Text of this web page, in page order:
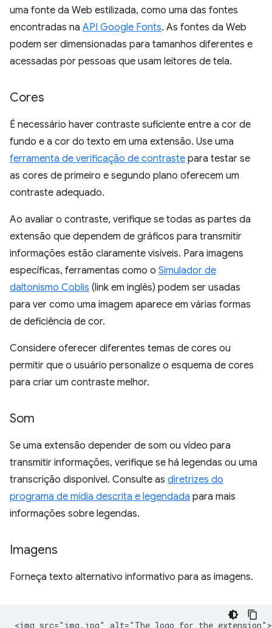
uma fonte da Web estilizada, como uma das fontes
encontradas na API Google Fonts. As fontes da Web
podem ser dimensionadas para tamanhos diferentes e
acessadas por pessoas que usam leitores de tela.
Cores
É necessário haver contraste suficiente entre a cor de
fundo e a cor do texto em uma extensão. Use uma
ferramenta de verificação de contraste para testar se
as cores de primeiro e segundo plano oferecem um
contraste adequado.
Ao avaliar o contraste, verifique se todas as partes da
extensão que dependem de gráficos para transmitir
informações estão claramente visíveis. Para imagens
específicas, ferramentas como o Simulador de
daltonismo Coblis (link em inglês) podem ser usadas
para ver como uma imagem aparece em várias formas
de deficiência de cor.
Considere oferecer diferentes temas de cores ou
permitir que o usuário personalize o esquema de cores
para criar um contraste melhor.
Som
Se uma extensão depender de som ou vídeo para
transmitir informações, verifique se há legendas ou uma
transcrição disponível. Consulte as diretrizes do
programa de mídia descrita e legendada para mais
informações sobre legendas.
Imagens
Forneça texto alternativo informativo para as imagens.